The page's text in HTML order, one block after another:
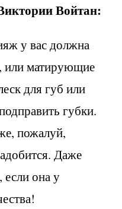
Войтан:
у вас должна
или матирующие
для губ или
губки.
пожалуй,
Даже
она у